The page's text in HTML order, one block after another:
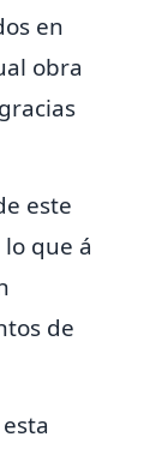
en
obra
este
que á
de